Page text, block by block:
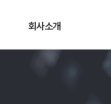
회사소개